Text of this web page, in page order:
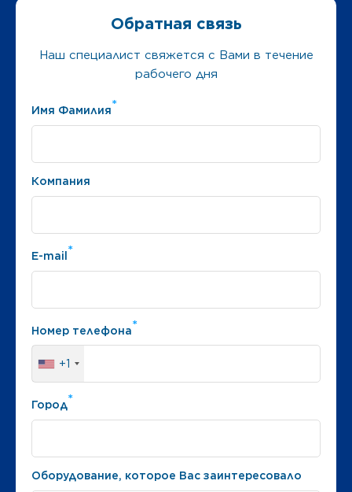
Обратная связь
Наш специалист свяжется с Вами в течение
рабочего дня
Имя Фамилия*
Компания
E-mail *
Номер телефона*
+1
Город*
Оборудование, которое Вас заинтересовало